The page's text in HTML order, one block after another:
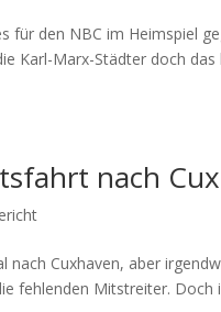
für den NBC im Heimspiel
Karl-Marx-Städter doch
nach
nach Cuxhaven, aber
fehlenden Mitstreiter.